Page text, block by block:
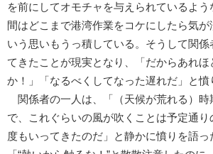
を前にしてオモチャを与えられているよう
間はどこまで港湾作業をコケにしたら気が
いう思いもうっ積している。そうして関係
てきたことが現実となり、「だからあれほ
か！」「なるべくしてなった遅れだ」と憤
関係者の一人は、「（天候が荒れる）時
で、これぐらいの風が吹くことは予定通
度もいってきたのだ」と静かに憤りを語っ